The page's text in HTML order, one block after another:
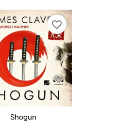
Shogun
favorite_border